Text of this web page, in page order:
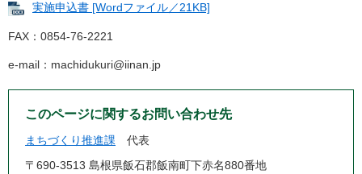
実施申込書 [Wordファイル／21KB]
FAX：0854-76-2221
e-mail：machidukuri@iinan.jp
このページに関するお問い合わせ先
まちづくり推進課
代表
〒690-3513 島根県飯石郡飯南町下赤名880番地